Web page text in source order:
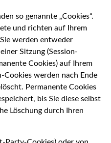
so genannte „Cookies“.
und richten auf Ihrem
werden entweder
Sitzung (Session-
Cookies) auf Ihrem
Cookies werden nach Ende
Permanente Cookies
bis Sie diese selbst
Löschung durch Ihren